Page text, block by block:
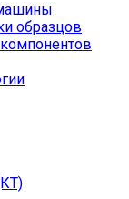
образцов